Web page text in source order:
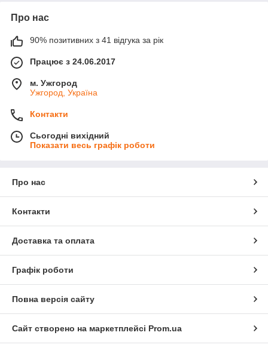
Про нас
90% позитивних з 41 відгука за рік
Працює з 24.06.2017
м. Ужгород
Ужгород, Україна
Контакти
Сьогодні вихідний
Показати весь графік роботи
Про нас
Контакти
Доставка та оплата
Графік роботи
Повна версія сайту
Сайт створено на маркетплейсі Prom.ua